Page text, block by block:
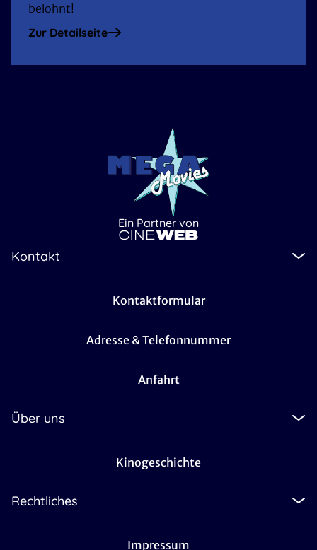
belohnt!
Zur Detailseite
Ein Partner von
Kontakt
Kontaktformular
Adresse & Telefonnummer
Anfahrt
Über uns
Kinogeschichte
Rechtliches
Impressum